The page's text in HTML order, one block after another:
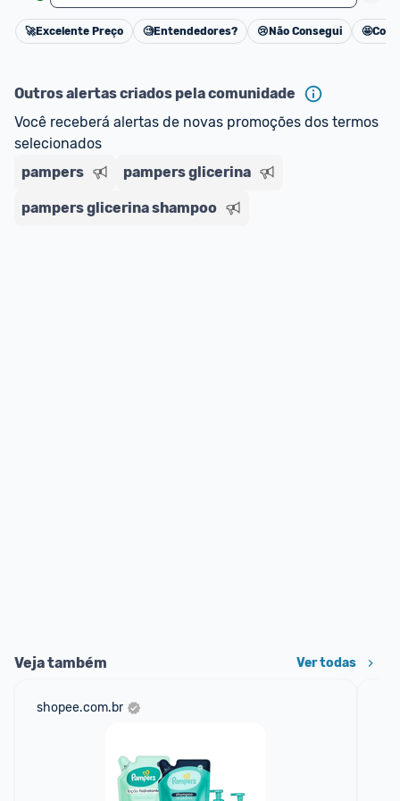
Cancelar
🚀Excelente Preço 🧐Entendedores? 😢 Não Consegui 🤩
Outros alertas criados pela comunidade
Você receberá alertas de novas promoções dos termos
selecionados
pampers
pampers glicerina
pampers glicerina shampoo
Veja também Ver todas
shopee.com.br